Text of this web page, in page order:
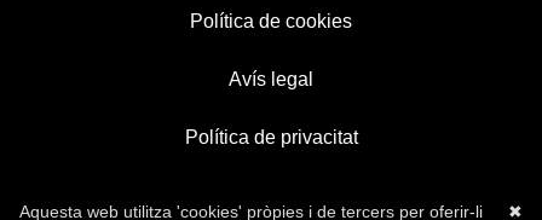
Política de cookies
Avís legal
Política de privacitat
✖
Aquesta web utilitza 'cookies' pròpies i de tercers per oferir-li